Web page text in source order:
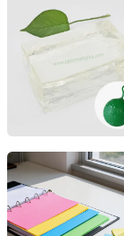
Deqing County
Technology Co.,
Guangdong,
Xiamen Zeren
Fujian, China